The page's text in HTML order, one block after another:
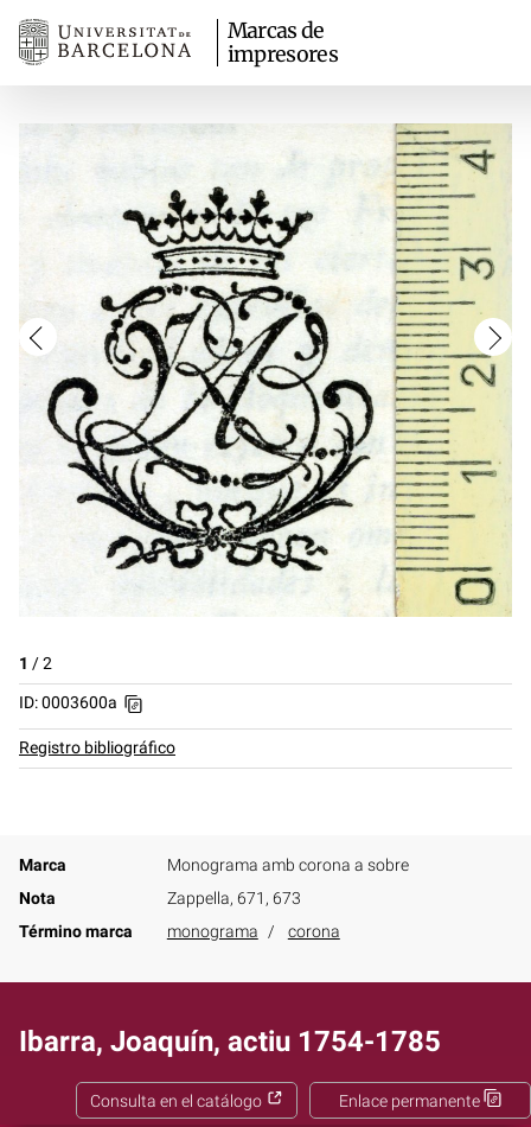
Marcas de
impresores
1 /2
ID: 0003600a
Registro bibliográfico
Marca
Monograma amb corona a sobre
Nota
Zappella, 671, 673
Término marca
monograma corona
Ibarra, Joaquín, actiu 1754-1785
Enlace permanente
Consulta en el catálogo